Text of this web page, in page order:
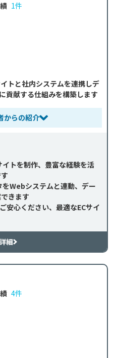
1件
トと社内システムを連携しデ
貢献する仕組みを構築します
からの紹介
トを制作、豊富な経験を活
をWebシステムと連動、デー
きます
安心ください、最適なECサイ
細
4件